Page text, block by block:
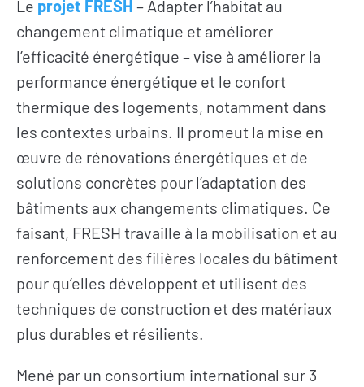
Le projet FRESH – Adapter l’habitat au
changement climatique et améliorer
l’efficacité énergétique – vise à améliorer la
performance énergétique et le confort
thermique des logements, notamment dans
les contextes urbains. Il promeut la mise en
œuvre de rénovations énergétiques et de
solutions concrètes pour l’adaptation des
bâtiments aux changements climatiques. Ce
faisant, FRESH travaille à la mobilisation et au
renforcement des filières locales du bâtiment
pour qu’elles développent et utilisent des
techniques de construction et des matériaux
plus durables et résilients.
Mené par un consortium international sur 3